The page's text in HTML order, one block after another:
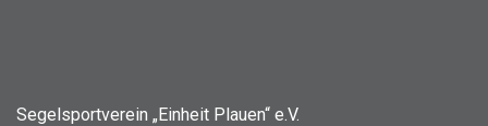
Segelsportverein „Einheit Plauen“ e.V.